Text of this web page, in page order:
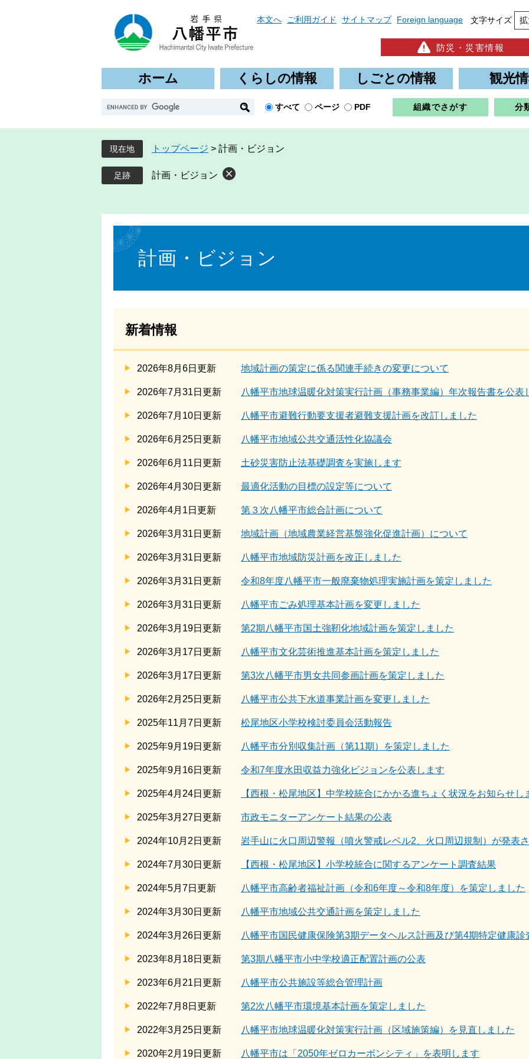
本文へ ご利用ガイド サイトマップ Foreign language 文字サイズ
防災・災害情報
ホーム くらしの情報 しごとの情報 観光
G
o
g
l
e
カ
すべて ページ PDF 組織でさがす 分
現在地 トップページ > 計画・ビジョン
計画・ビジョン
文
計画・ビジョン
新着情報
2026年8月6日更新 地域計画の策定に係る関連手続きの変更について
2026年7月31日更新 八幡平市地球温暖化対策実行計画（事務事業編）年次報告書を公表
2026年7月10日更新 八幡平市避難行動要支援者避難支援計画を改訂しました
2026年6月25日更新 八幡平市地域公共交通活性化協議会
2026年6月11日更新 土砂災害防止法基礎調査を実施します
2026年4月30日更新 最適化活動の目標の設定等について
2026年4月1日更新 第３次八幡平市総合計画について
2026年3月31日更新 地域計画（地域農業経営基盤強化促進計画）について
2026年3月31日更新 八幡平市地域防災計画を改正しました
2026年3月31日更新 令和8年度八幡平市一般廃棄物処理実施計画を策定しました
2026年3月31日更新 八幡平市ごみ処理基本計画を変更しました
2026年3月19日更新 第2期八幡平市国土強靭化地域計画を策定しました
2026年3月17日更新 八幡平市文化芸術推進基本計画を策定しました
2026年3月17日更新 第3次八幡平市男女共同参画計画を策定しました
2026年2月25日更新 八幡平市公共下水道事業計画を変更しました
2025年11月7日更新 松尾地区小学校検討委員会活動報告
2025年9月19日更新 八幡平市分別収集計画（第11期）を策定しました
2025年9月16日更新 令和7年度水田収益力強化ビジョンを公表します
2025年4月24日更新 【西根・松尾地区】中学校統合にかかる進ちょく状況をお知らせし
2025年3月27日更新 市政モニターアンケート結果の公表
2024年10月2日更新 岩手山に火口周辺警報（噴火警戒レベル2、火口周辺規制）が発表
2024年7月30日更新 【西根・松尾地区】小学校統合に関するアンケート調査結果
2024年5月7日更新 八幡平市高齢者福祉計画（令和6年度～令和8年度）を策定しました
2024年3月30日更新 八幡平市地域公共交通計画を策定しました
2024年3月26日更新 八幡平市国民健康保険第3期データヘルス計画及び第4期特定健康
2023年8月18日更新 第3期八幡平市小中学校適正配置計画の公表
2023年6月21日更新 八幡平市公共施設等総合管理計画
2022年7月8日更新 第2次八幡平市環境基本計画を策定しました
2022年3月25日更新 八幡平市地球温暖化対策実行計画（区域施策編）を見直しました
2020年2月19日更新 八幡平市は「2050年ゼロカーボンシティ」を表明します